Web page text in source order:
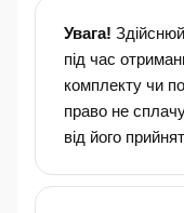
Увага!
під час
комплекту чи
право не
від його